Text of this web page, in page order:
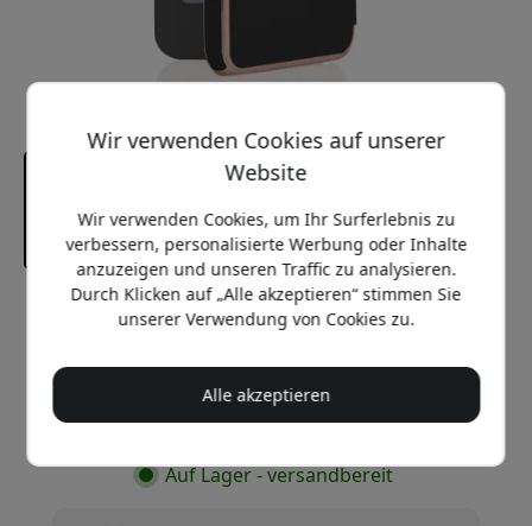
Empfohlener Preis
Jetzt kaufen
Auf Lager - versandbereit
Wir verwenden Cookies auf unserer
Website
Wir verwenden Cookies, um Ihr Surferlebnis zu
verbessern, personalisierte Werbung oder Inhalte
anzuzeigen und unseren Traffic zu analysieren.
Durch Klicken auf „Alle akzeptieren“ stimmen Sie
unserer Verwendung von Cookies zu.
Alle akzeptieren